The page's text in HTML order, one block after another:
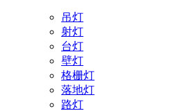
吊灯
射灯
台灯
壁灯
格栅灯
落地灯
路灯